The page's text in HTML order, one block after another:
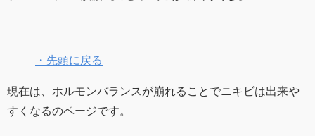
・先頭に戻る
現在は、ホルモンバランスが崩れることでニキビは出来や
すくなるのページです。